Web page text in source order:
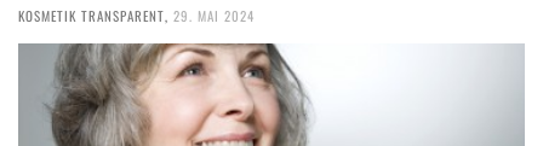
KOSMETIK TRANSPARENT, 29. MAI 2024